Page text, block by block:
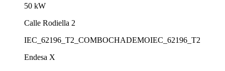
50 kW
Calle Rodiella 2
IEC_62196_T2_COMBOCHADEMOIEC_62196_T2
Endesa X